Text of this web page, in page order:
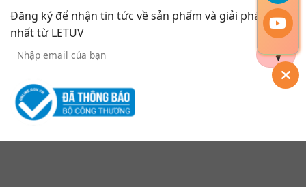
Đăng ký để nhận tin tức về sản phẩm và giải pháp mới
nhất từ LETUV